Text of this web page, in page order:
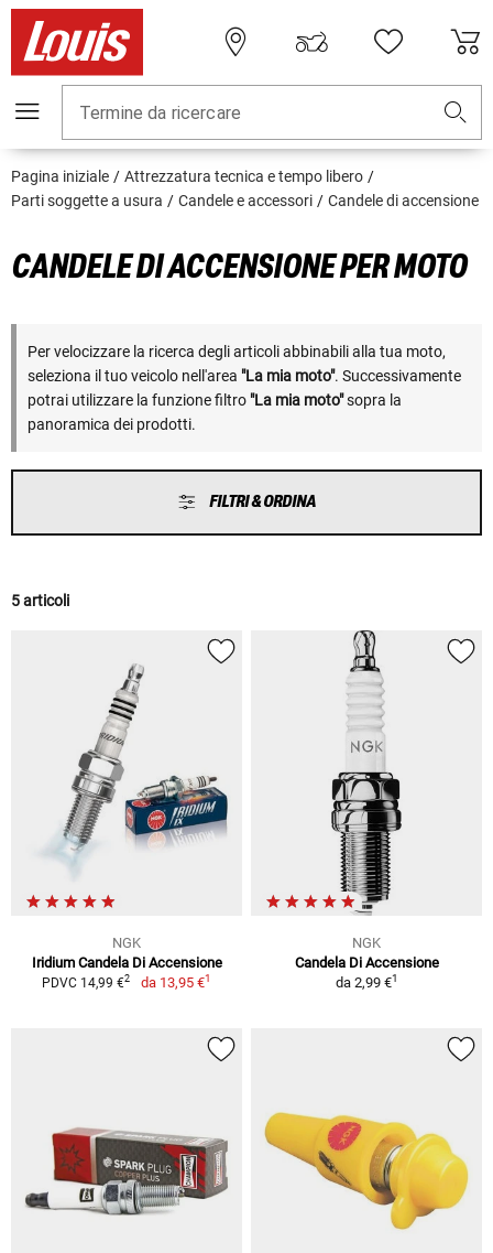
Termine da ricercare
Pagina iniziale
Attrezzatura tecnica e tempo libero
Parti soggette a usura
Candele e accessori Candele di accensione
CANDELE DI ACCENSIONE PER MOTO
Per velocizzare la ricerca degli articoli abbinabili alla tua moto,
seleziona il tuo veicolo nell'area "La mia moto". Successivamente
potrai utilizzare la funzione filtro "La mia moto"sopra la
panoramica dei prodotti.
FILTRI & ORDINA
5 articoli
NGK
Iridium Candela Di Accensione
PDVC 14,99 €2 da 13,95 €1
NGK
Candela Di Accensione
da 2,99 €1